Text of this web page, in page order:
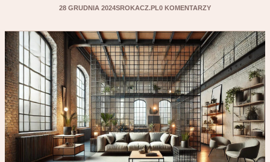
28 GRUDNIA 2024SROKACZ.PL0 KOMENTARZY